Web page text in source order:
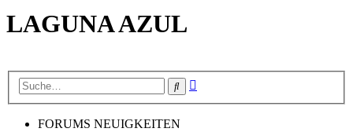
LAGUNA AZUL
Suche
FORUMS NEUIGKEITEN